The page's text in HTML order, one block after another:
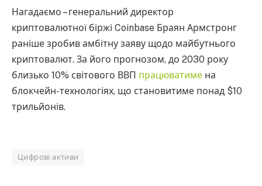
Нагадаємо – генеральний директор
криптовалютної біржі Coinbase Браян Армстронг
раніше зробив амбітну заяву щодо майбутнього
криптовалют. За його прогнозом, до 2030 року
близько 10% світового ВВП працюватиме на
блокчейн-технологіях, що становитиме понад $10
трильйонів.
Цифрові активи